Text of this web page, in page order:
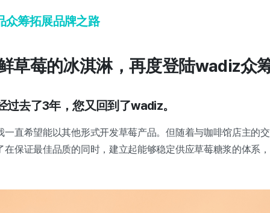
众筹拓展品牌之路
草莓的冰淇淋，再度登陆wadiz众
过去了3年，您又回到了wadiz。
一直希望能以其他形式开发草莓产品。但随着与咖啡馆店主的
在保证最佳品质的同时，建立起能够稳定供应草莓糖浆的体系